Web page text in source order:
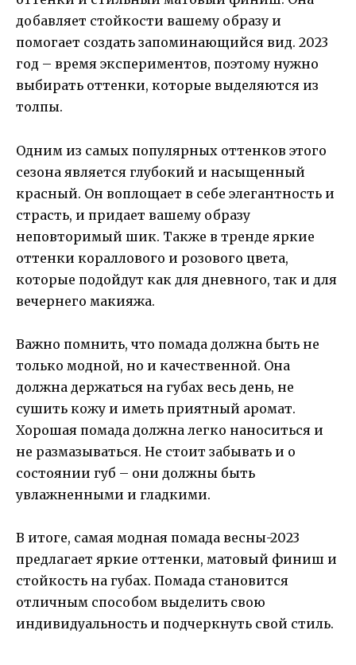
добавляет стойкости вашему образу и
помогает создать запоминающийся вид. 2023
год – время экспериментов, поэтому нужно
выбирать оттенки, которые выделяются из
толпы.
Одним из самых популярных оттенков этого
сезона является глубокий и насыщенный
красный. Он воплощает в себе элегантность и
страсть, и придает вашему образу
неповторимый шик. Также в тренде яркие
оттенки кораллового и розового цвета,
которые подойдут как для дневного, так и для
вечернего макияжа.
Важно помнить, что помада должна быть не
только модной, но и качественной. Она
должна держаться на губах весь день, не
сушить кожу и иметь приятный аромат.
Хорошая помада должна легко наноситься и
не размазываться. Не стоит забывать и о
состоянии губ – они должны быть
увлажненными и гладкими.
В итоге, самая модная помада весны-2023
предлагает яркие оттенки, матовый финиш и
стойкость на губах. Помада становится
отличным способом выделить свою
индивидуальность и подчеркнуть свой стиль.